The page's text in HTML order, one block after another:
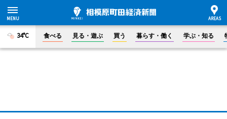
34°C 食べる 見る・遊ぶ 買う 暮らす・働く 学ぶ・知る